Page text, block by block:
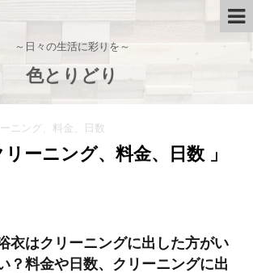
～日々の生活に彩りを～
色とりどり
ニング、料金、日数
リーニング、料金、日数 」
衣はクリーニングに出した方がい
？料金や日数、クリーニングに出